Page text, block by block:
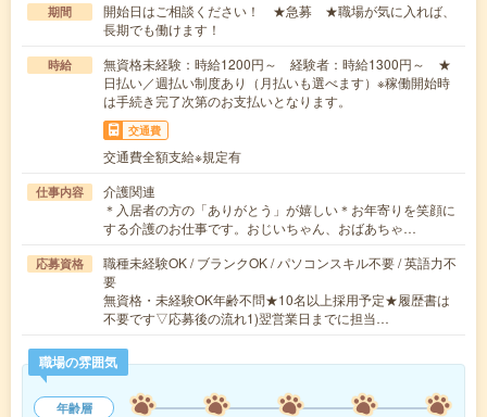
期間
開始日はご相談ください！ ★急募 ★職場が気に入れば、
長期でも働けます！
時給
無資格未経験：時給1200円～ 経験者：時給1300円～ ★
日払い／週払い制度あり（月払いも選べます）※稼働開始時
は手続き完了次第のお支払いとなります。
交通費
交通費全額支給※規定有
仕事内容
介護関連
＊入居者の方の「ありがとう」が嬉しい＊お年寄りを笑顔に
する介護のお仕事です。おじいちゃん、おばあちゃ…
応募資格
職種未経験OK / ブランクOK / パソコンスキル不要 / 英語力不
要
無資格・未経験OK年齢不問★10名以上採用予定★履歴書は
不要です▽応募後の流れ1)翌営業日までに担当…
職場の雰囲気
年齢層